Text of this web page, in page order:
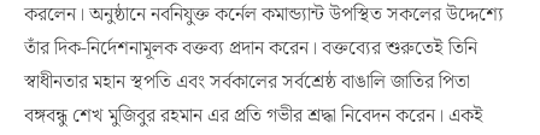
করলেন। অনুষ্ঠানে নবনিযুক্ত কর্নেল কমান্ড্যান্ট উপস্থিত সকলের উদ্দেশ্যে
তাঁর দিক-নির্দেশনামূলক বক্তব্য প্রদান করেন। বক্তব্যের শুরুতেই তিনি
স্বাধীনতার মহান স্থপতি এবং সর্বকালের সর্বশ্রেষ্ঠ বাঙালি জাতির পিতা
বঙ্গবন্ধু শেখ মুজিবুর রহমান এর প্রতি গভীর শ্রদ্ধা নিবেদন করেন। একই